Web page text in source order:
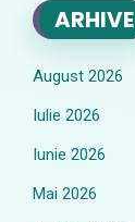
ARHIVE
August 2026
Iulie 2026
Iunie 2026
Mai 2026